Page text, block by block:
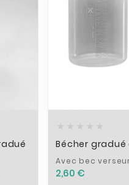
Bécher gradué
Avec bec
2,60 €